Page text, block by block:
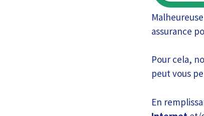
assurance
Pour cela,
peut vous
En